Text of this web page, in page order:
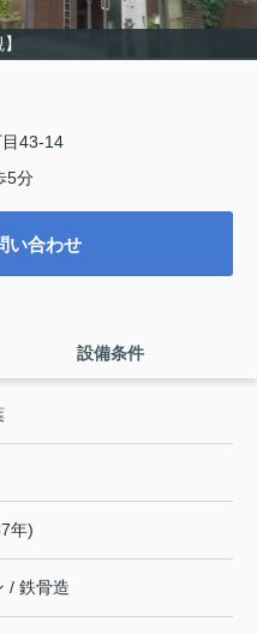
43-14
5分
い合わせ
設備条件
年)
/ 鉄骨造